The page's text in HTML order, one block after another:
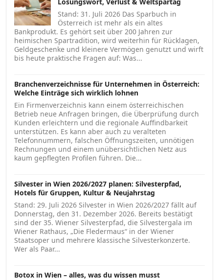
Stand: 31. Juli 2026 Das Sparbuch in
Österreich ist mehr als ein altes
Bankprodukt. Es gehört seit über 200 Jahren zur
heimischen Spartradition, wird weiterhin für Rücklagen,
Geldgeschenke und kleinere Vermögen genutzt und wirft
bis heute praktische Fragen auf: Was...
Branchenverzeichnisse für Unternehmen in Österreich:
Welche Einträge sich wirklich lohnen
Ein Firmenverzeichnis kann einem österreichischen
Betrieb neue Anfragen bringen, die Überprüfung durch
Kunden erleichtern und die regionale Auffindbarkeit
unterstützen. Es kann aber auch zu veralteten
Telefonnummern, falschen Öffnungszeiten, unnötigen
Rechnungen und einem unübersichtlichen Netz aus
kaum gepflegten Profilen führen. Die...
Silvester in Wien 2026/2027 planen: Silvesterpfad,
Hotels für Gruppen, Kultur & Neujahrstag
Stand: 29. Juli 2026 Silvester in Wien 2026/2027 fällt auf
Donnerstag, den 31. Dezember 2026. Bereits bestätigt
sind der 35. Wiener Silvesterpfad, die Silvestergala im
Wiener Rathaus, „Die Fledermaus“ in der Wiener
Staatsoper und mehrere klassische Silvesterkonzerte.
Wer als Paar...
Botox in Wien – alles, was du wissen musst